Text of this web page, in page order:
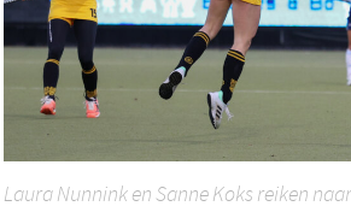
Laura Nunnink en Sanne Koks reiken